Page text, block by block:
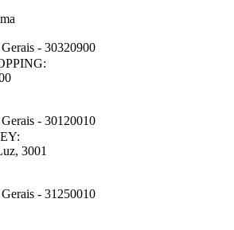
- 30320900
- 30120010
3001
- 31250010